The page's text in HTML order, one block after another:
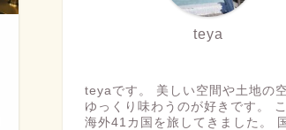
teya
teyaです。 美しい空間や土地の空
ゆっくり味わうのが好きです。
海外41カ国を旅してきました。